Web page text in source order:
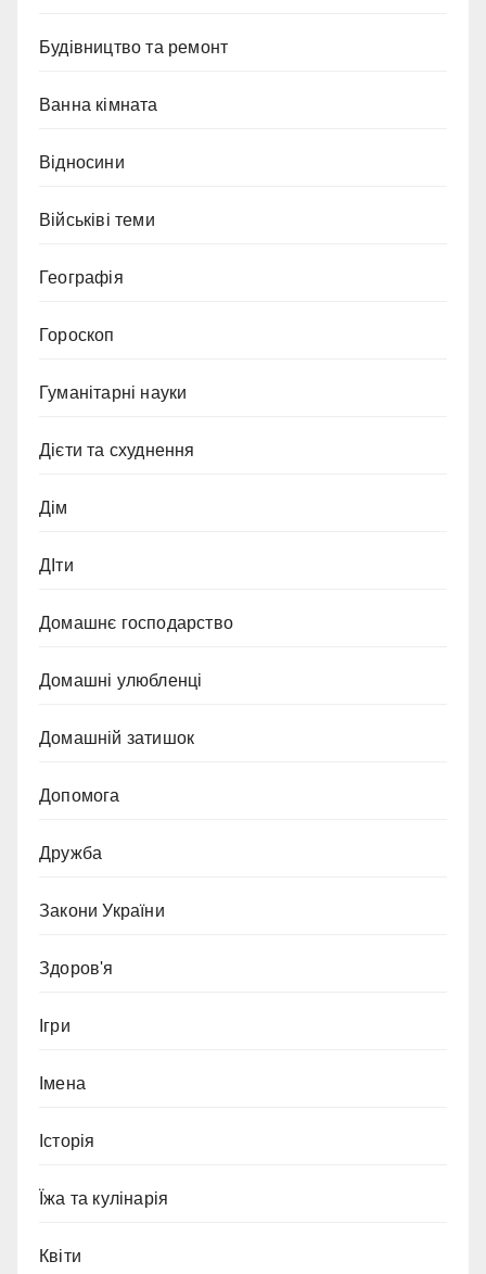
Будівництво та ремонт
Ванна кімната
Відносини
Військіві теми
Географія
Гороскоп
Гуманітарні науки
Дієти та схуднення
Дім
ДІти
Домашнє господарство
Домашні улюбленці
Домашній затишок
Допомога
Дружба
Закони України
Здоров'я
Ігри
Імена
Історія
Їжа та кулінарія
Квіти